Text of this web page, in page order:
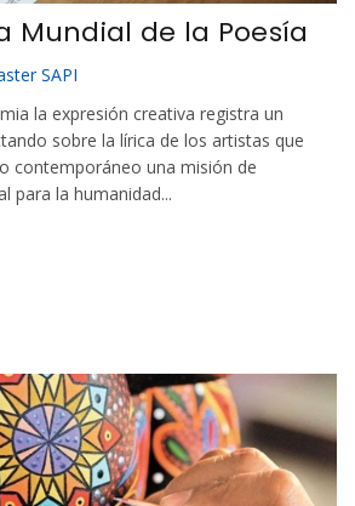
Mundial de la Poesía
SAPI
la expresión creativa registra un
sobre la lírica de los artistas que
contemporáneo una misión de
para la humanidad...